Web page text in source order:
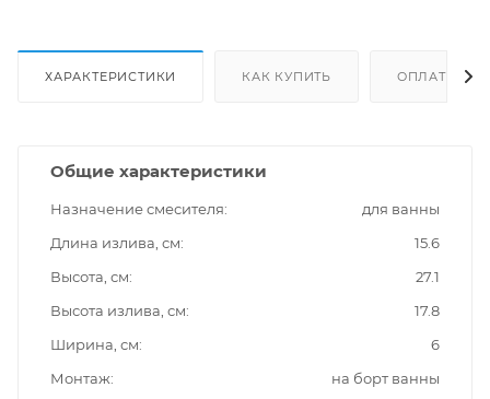
ХАРАКТЕРИСТИКИ КАК КУПИТЬ ОПЛАТА
Общие характеристики
Назначение смесителя
для ванны
Длина излива, см
15.6
Высота, см
27.1
Высота излива, см
17.8
Ширина, см
6
Монтаж
на борт ванны